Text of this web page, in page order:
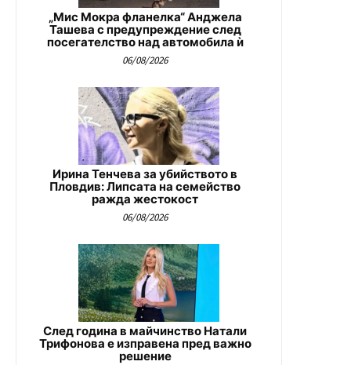
„Мис Мокра фланелка“ Анджела
Ташева с предупреждение след
посегателство над автомобила ѝ
06/08/2026
Ирина Тенчева за убийството в
Пловдив: Липсата на семейство
ражда жестокост
06/08/2026
След година в майчинство Натали
Трифонова е изправена пред важно
решение